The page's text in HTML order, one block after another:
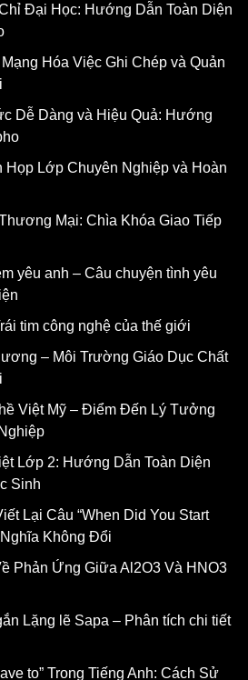
Đại Học: Hướng Dẫn Toàn Diện
Hóa Việc Ghi Chép và Quản
Dễ Dàng và Hiệu Quả: Hướng
Họp Lớp Chuyên Nghiệp và Hoàn
Mại: Chìa Khóa Giao Tiếp
yêu anh – Câu chuyện tình yêu
tim công nghệ của thế giới
– Môi Trường Giáo Dục Chất
Việt Mỹ – Điểm Đến Lý Tưởng
Lớp 2: Hướng Dẫn Toàn Diện
Sinh
Lại Câu “When Did You Start
Không Đổi
Phản Ứng Giữa Al2O3 Và HNO3
Lặng lẽ Sapa – Phân tích chi tiết
to” Trong Tiếng Anh: Cách Sử